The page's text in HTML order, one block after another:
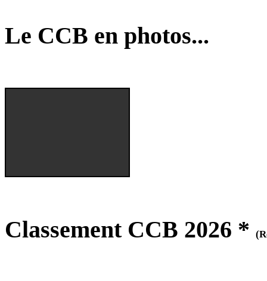
Le CCB en photos...
Classement CCB 2026 *